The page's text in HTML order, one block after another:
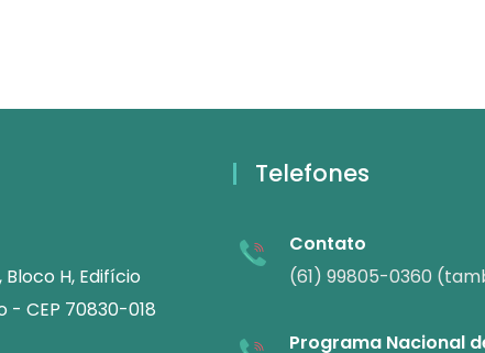
Bloco H, Edifício
- CEP 70830-018
Telefones
Contato
(61) 99805-0360
Programa Nacional